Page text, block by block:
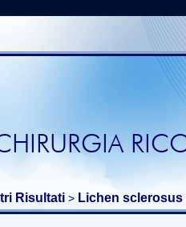
Risultati > Lichen sclerosus